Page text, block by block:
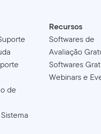
de
Recursos
Softwares de
Avaliação
Softwares
Webinars e